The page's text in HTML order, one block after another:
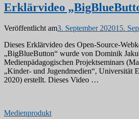
Erklärvideo
Veröffentlicht am3. September 202015.
Dieses Erklärvideo des Open-Source-
„BigBlueButton“ wurde von Dominik
Medienpädagogischen Projektseminars
„Kinder- und Jugendmedien“, Universität
2020) erstellt. Dieses Video …
Medienprodukt